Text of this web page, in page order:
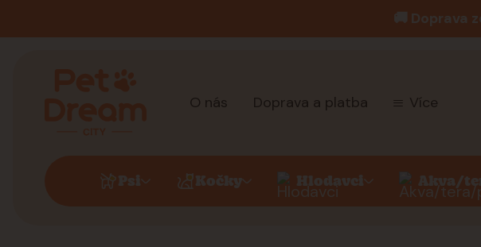
🚚 Doprava
O nás Doprava a platba Více
Psi Kočky Hlodavci Akva/